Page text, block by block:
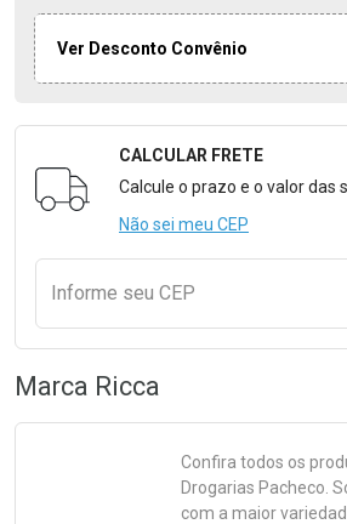
Ver Desconto Convênio
Formulário para Calcular o
CALCULAR FRETE
Calcule o prazo e o valor das
Não sei meu CEP
Informe seu CEP
Marca Ricca
Confira todos os
Drogarias Pacheco.
com a maior